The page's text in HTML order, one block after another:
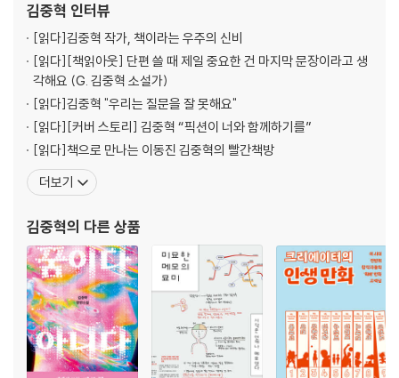
『영화 보고 오
김중혁 인터뷰
[읽다]김중혁 작가, 책이라는 우주의 신비
[읽다][책읽아웃] 단편 쓸 때 제일 중요한 건 마지막 문장이라고 생
각해요 (G. 김중혁 소설가)
[읽다]김중혁 "우리는 질문을 잘 못해요"
[읽다][커버 스토리] 김중혁 “픽션이 너와 함께하기를”
[읽다]책으로 만나는 이동진 김중혁의 빨간책방
더보기
김중혁의 다른 상품